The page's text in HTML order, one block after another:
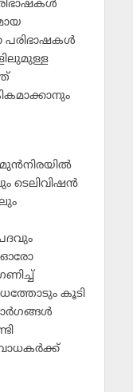
പരിഭാഷകള്‍
ടെലിവിഷന്‍
ഓരോ
കൂടി